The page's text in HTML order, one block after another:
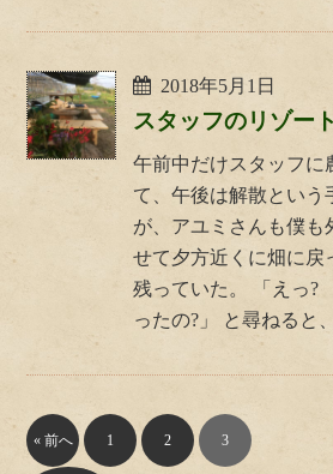
2018年5月1日
スタッフのリゾー
午前中だけスタッフに
て、午後は解散という
が、アユミさんも僕も
せて夕方近くに畑に戻
残っていた。 「えっ
ったの?」 と尋ねると
« 前へ 1 2 3